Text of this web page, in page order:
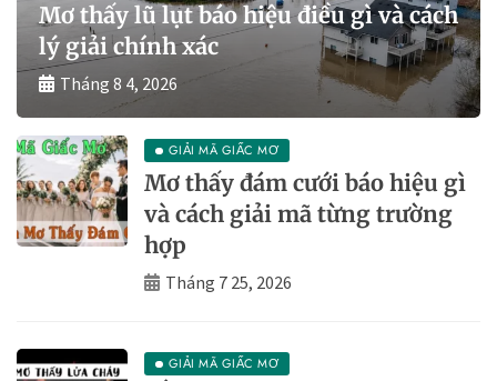
Mơ thấy lũ lụt báo hiệu điều gì và cách
lý giải chính xác
Tháng 8 4, 2026
GIẢI MÃ GIẤC MƠ
Mơ thấy đám cưới báo hiệu gì
và cách giải mã từng trường
hợp
Tháng 7 25, 2026
GIẢI MÃ GIẤC MƠ